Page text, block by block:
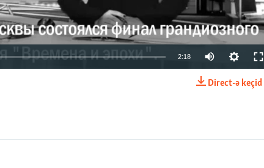
2:18
Direct-ə keçid